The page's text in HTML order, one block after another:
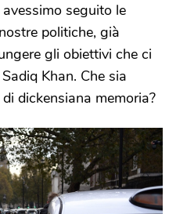
seguito le
politiche, già
gli obiettivi che ci
Khan. Che sia
dickensiana memoria?